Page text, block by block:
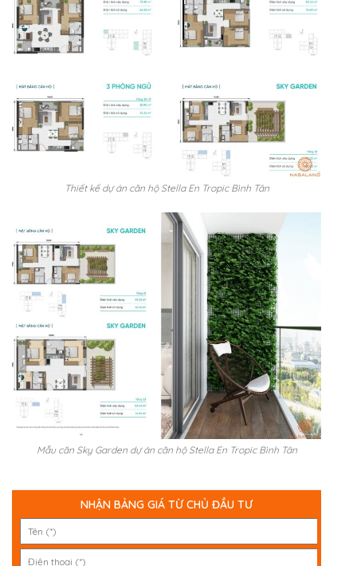
Thiết kế dự án căn hộ Stella En Tropic Bình Tân
Mẫu căn Sky Garden dự án căn hộ Stella En Tropic Bình Tân
NHẬN BẢNG GIÁ TỪ CHỦ ĐẦU TƯ